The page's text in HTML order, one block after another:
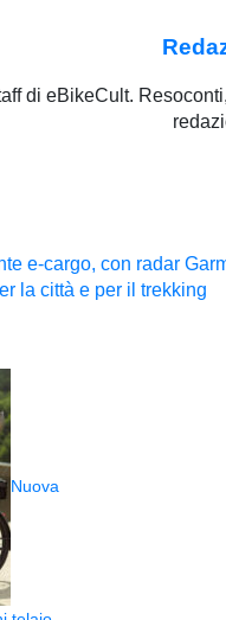
di eBikeCult.
e-cargo, con radar
la città e per il trekking
Nuova